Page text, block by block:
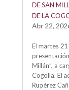
DE SAN
DE LA
Abr 22,
El martes
Millán”, a
Cogolla. El
Rupérez